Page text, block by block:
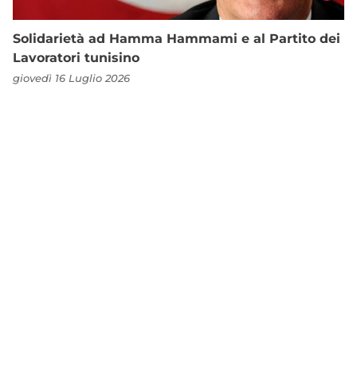
Solidarietà ad Hamma Hammami e al Partito dei
Lavoratori tunisino
giovedì 16 Luglio 2026